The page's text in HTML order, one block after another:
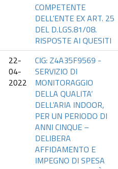
COMPETENTE
DELL’ENTE EX ART. 25
DEL D.LGS.81/08.
RISPOSTE AI QUESITI
22-
04-
2022
CIG: Z4A35F9569 -
SERVIZIO DI
MONITORAGGIO
DELLA QUALITA’
DELL’ARIA INDOOR,
PER UN PERIODO DI
ANNI CINQUE –
DELIBERA
AFFIDAMENTO E
IMPEGNO DI SPESA